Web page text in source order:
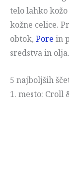
telo lahko
kožne celice.
obtok, Pore in
sredstva in olja.
5 najboljših
1. mesto: Croll